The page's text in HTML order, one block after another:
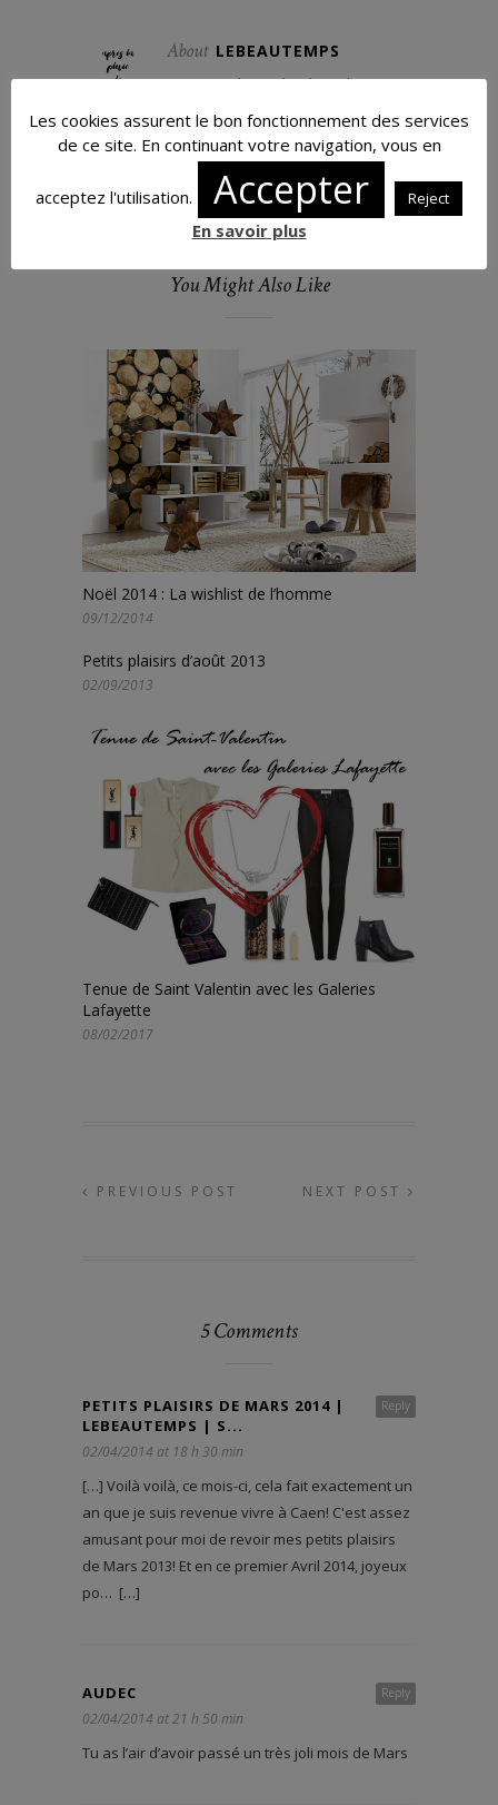
About LEBEAUTEMPS
Les conseils et péripéties d'une
blogueuse à chat noir.
You Might Also Like
Noël 2014 : La wishlist de l’homme
09/12/2014
Petits plaisirs d’août 2013
02/09/2013
Tenue de Saint Valentin avec les Galeries
Lafayette
08/02/2017
PREVIOUS POST NEXT POST
5 Comments
Reply
PETITS PLAISIRS DE MARS 2014 |
LEBEAUTEMPS | S...
02/04/2014 at 18 h 30 min
[…] Voilà voilà, ce mois-ci, cela fait exactement un
an que je suis revenue vivre à Caen! C'est assez
amusant pour moi de revoir mes petits plaisirs
de Mars 2013! Et en ce premier Avril 2014, joyeux
po… […]
Reply
AUDEC
02/04/2014 at 21 h 50 min
Tu as l’air d’avoir passé un très joli mois de Mars
Les cookies assurent le bon fonctionnement des services
de ce site. En continuant votre navigation, vous en
acceptez l'utilisation. Accepter Reject
En savoir plus